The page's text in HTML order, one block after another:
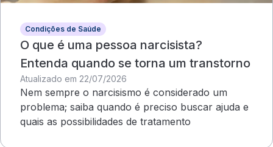
Condições de Saúde
O que é uma pessoa narcisista?
Entenda quando se torna um transtorno
Atualizado em 22/07/2026
Nem sempre o narcisismo é considerado um
problema; saiba quando é preciso buscar ajuda e
quais as possibilidades de tratamento